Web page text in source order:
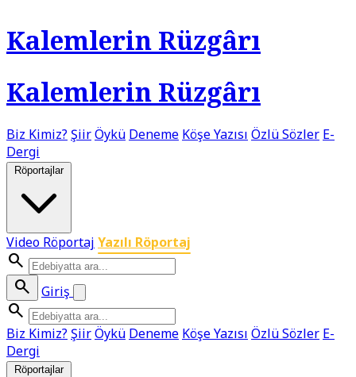
Kalemlerin Rüzgârı
Kalemlerin Rüzgârı
Biz Kimiz? ŞiirÖykü Deneme Köşe Yazısı Özlü Sözler E-
Dergi
Röportajlar
Video Röportaj Yazılı Röportaj
search
search
Giriş
search
Biz Kimiz? ŞiirÖykü Deneme Köşe Yazısı Özlü Sözler E-
Dergi
Röportajlar